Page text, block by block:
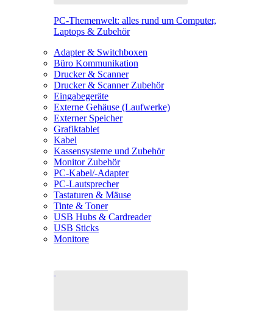
PC-Themenwelt: alles rund um Computer,
Laptops & Zubehör
Adapter & Switchboxen
Büro Kommunikation
Drucker & Scanner
Drucker & Scanner Zubehör
Eingabegeräte
Externe Gehäuse (Laufwerke)
Externer Speicher
Grafiktablet
Kabel
Kassensysteme und Zubehör
Monitor Zubehör
PC-Kabel/-Adapter
PC-Lautsprecher
Tastaturen & Mäuse
Tinte & Toner
USB Hubs & Cardreader
USB Sticks
Monitore